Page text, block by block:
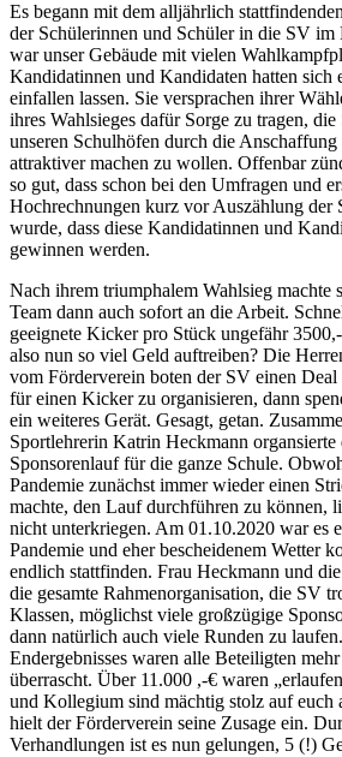
Es begann mit dem alljährlich
der Schülerinnen und Schüler in die SV
war unser Gebäude mit vielen
Kandidatinnen und Kandidaten hatten sich
einfallen lassen. Sie versprachen ihrer
ihres Wahlsieges dafür Sorge zu tragen,
unseren Schulhöfen durch die
attraktiver machen zu wollen. Offenbar
so gut, dass schon bei den Umfragen und
Hochrechnungen kurz vor Auszählung der
wurde, dass diese Kandidatinnen und
gewinnen werden.
Nach ihrem triumphalem Wahlsieg machte
Team dann auch sofort an die Arbeit.
geeignete Kicker pro Stück ungefähr
also nun so viel Geld auftreiben? Die
vom Förderverein boten der SV einen
für einen Kicker zu organisieren, dann
ein weiteres Gerät. Gesagt, getan.
Sportlehrerin Katrin Heckmann
Sponsorenlauf für die ganze Schule.
Pandemie zunächst immer wieder einen
machte, den Lauf durchführen zu können,
nicht unterkriegen. Am 01.10.2020 war es
Pandemie und eher bescheidenem Wetter
endlich stattfinden. Frau Heckmann und
die gesamte Rahmenorganisation, die SV
Klassen, möglichst viele großzügige
dann natürlich auch viele Runden zu
Endergebnisses waren alle Beteiligten
überrascht. Über 11.000 ,-€ waren
und Kollegium sind mächtig stolz auf euch
hielt der Förderverein seine Zusage ein.
Verhandlungen ist es nun gelungen, 5 (!)